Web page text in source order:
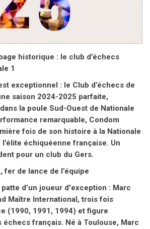
historique : le club d’échecs
1
exceptionnel : le Club d’échecs de
saison 2024-2025 parfaite,
la poule Sud-Ouest de Nationale
remarquable, Condom
fois de son histoire à la Nationale
l’élite échiquéenne française. Un
pour un club du Gers.
fer de lance de l’équipe
d’un joueur d'exception : Marc
Maître International, trois fois
(1990, 1991, 1994) et figure
français. Né à Toulouse, Marc